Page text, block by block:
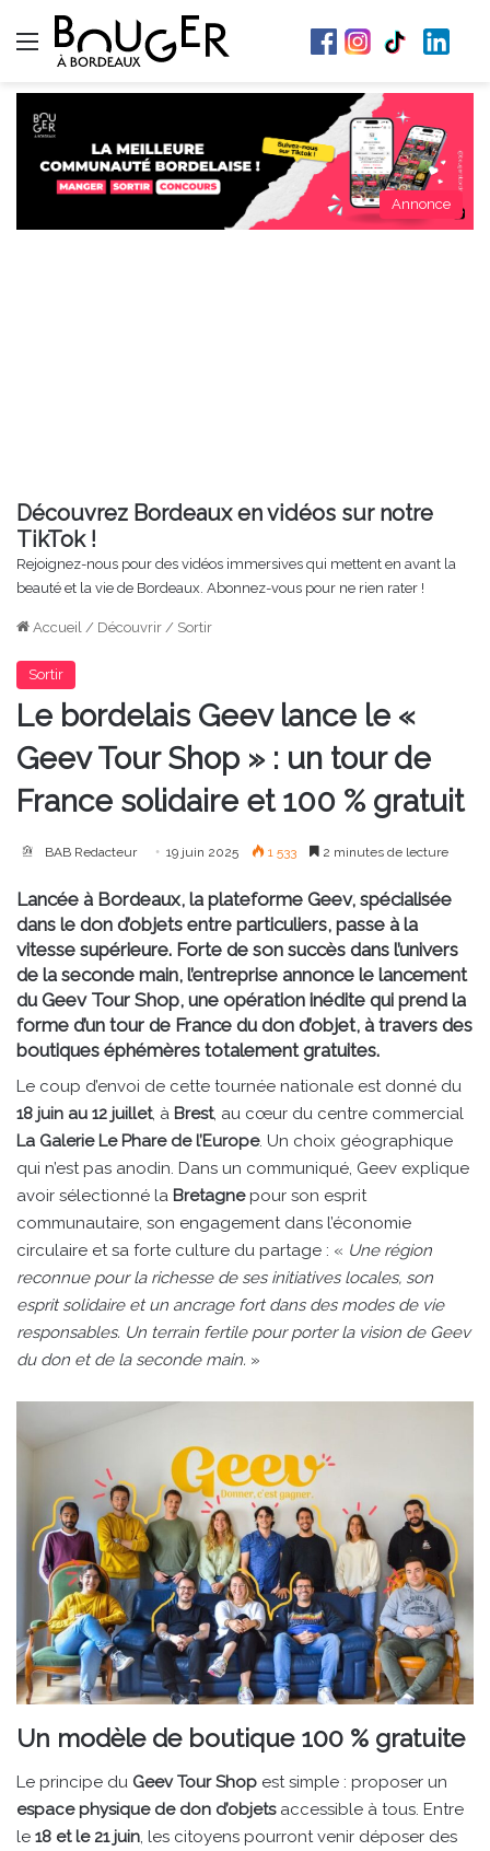
Menu
Annonce
Découvrez Bordeaux en vidéos sur notre
TikTok !
Rejoignez-nous pour des vidéos immersives qui mettent en avant la
beauté et la vie de Bordeaux. Abonnez-vous pour ne rien rater !
Accueil / Découvrir / Sortir
Sortir
Le bordelais Geev lance le «
Geev Tour Shop » : un tour de
France solidaire et 100 % gratuit
BAB Redacteur 19 juin 2025 1 533 2 minutes de lecture
Lancée à Bordeaux, la plateforme Geev, spécialisée
dans le don d’objets entre particuliers, passe à la
vitesse supérieure. Forte de son succès dans l’univers
de la seconde main, l’entreprise annonce le lancement
du Geev Tour Shop, une opération inédite qui prend la
forme d’un tour de France du don d’objet, à travers des
boutiques éphémères totalement gratuites.
Le coup d’envoi de cette tournée nationale est donné du
18 juin au 12 juillet, à Brest, au cœur du centre commercial
La Galerie Le Phare de l’Europe. Un choix géographique
qui n’est pas anodin. Dans un communiqué, Geev explique
avoir sélectionné la Bretagnepour son esprit
communautaire, son engagement dans l’économie
circulaire et sa forte culture du partage : « Une région
reconnue pour la richesse de ses initiatives locales, son
esprit solidaire et un ancrage fort dans des modes de vie
responsables. Un terrain fertile pour porter la vision de Geev
du don et de la seconde main. »
Un modèle de boutique 100 % gratuite
Le principe du Geev Tour Shop est simple : proposer un
espace physique de don d’objetsaccessible à tous. Entre
le 18 et le 21 juin, les citoyens pourront venir déposer des